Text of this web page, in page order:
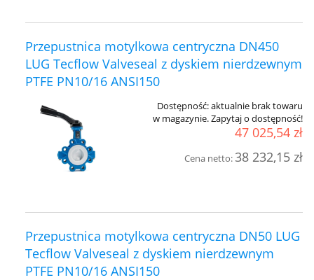
Przepustnica motylkowa centryczna DN450
LUG Tecflow Valveseal z dyskiem nierdzewnym
PTFE PN10/16 ANSI150
Dostępność:aktualnie brak towaru
w magazynie. Zapytaj o dostępność!
47 025,54 zł
Cena netto:38 232,15 zł
Przepustnica motylkowa centryczna DN50 LUG
Tecflow Valveseal z dyskiem nierdzewnym
PTFE PN10/16 ANSI150